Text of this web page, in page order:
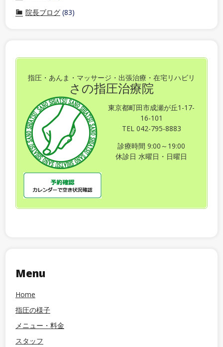
院長ブログ (83)
指圧・あんま・マッサージ・出張治療・在宅リハビリ
さの指圧治療院
東京都町田市成瀬が丘1-17-
16-101
TEL 042-795-8883
診療時間 9:00～19:00
休診日 水曜日・日曜日
Menu
Home
指圧の様子
メニュー・料金
スタッフ